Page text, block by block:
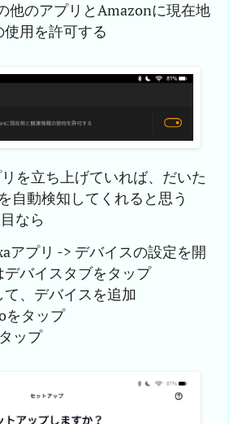
他のアプリとAmazonに現在地
使用を許可する
を立ち上げていれば、だいた
を自動検知してくれると思う
なら
アプリ -> デバイスの設定を開
デバイスタブをタップ
て、デバイスを追加
をタップ
ップ